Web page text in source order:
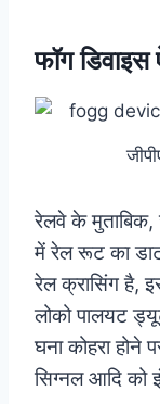
फॉग
रेलवे के
में रेल रूट का
रेल क्रासिंग है,
लोको पालयट
घना कोहरा होने
सिग्नल आदि को